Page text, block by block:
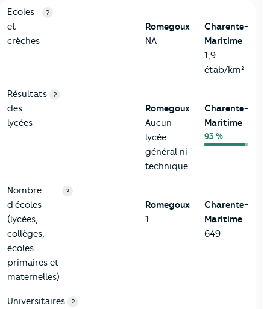
4-Education
Critères
Ecoles
et
crèches
?
Romegoux
NA
Charente-
Maritime
1,9
étab/km²
Résultats
des
lycées
?
Romegoux
Aucun
lycée
général ni
technique
Charente-
Maritime
93 %
Nombre
d'écoles
(lycées,
collèges,
écoles
primaires et
maternelles)
?
Romegoux
1
Charente-
Maritime
649
Universitaires ?